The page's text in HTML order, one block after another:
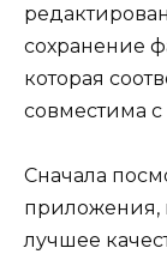
сохранение
которая
совместима
Сначала
приложения,
лучшее